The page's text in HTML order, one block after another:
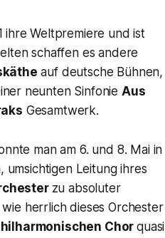
ihre Weltpremiere und ist
schaffen es andere
auf deutsche Bühnen,
neunten Sinfonie Aus
Gesamtwerk.
man am 6. und 8. Mai in
Leitung ihres
zu absoluter
herrlich dieses Orchester
Chorquasi